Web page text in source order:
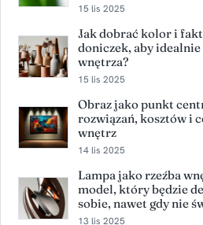
15 lis 2025
Jak dobrać kolor i
doniczek, aby idealnie
wnętrza?
15 lis 2025
Obraz jako punkt
rozwiązań, kosztów i
wnętrz
14 lis 2025
Lampa jako rzeźba
model, który będzie
sobie, nawet gdy nie
13 lis 2025